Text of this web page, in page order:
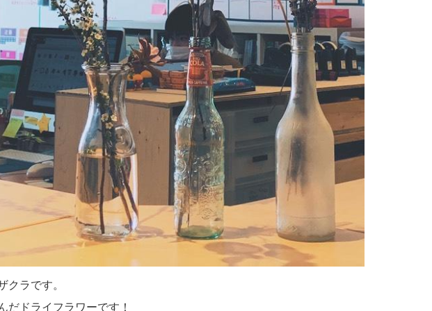
クラです。
だドライフラワーです！